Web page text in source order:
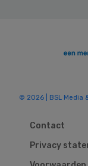
© 2026 | BSL Media
Contact
Privacy